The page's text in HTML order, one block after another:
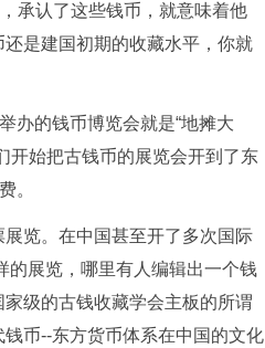
承认了这些钱币，就意味着他
是建国初期的收藏水平，你就
办的钱币博览会就是“地摊大
开始把古钱币的展览会开到了东
。
览。在中国甚至开了多次国际
的展览，哪里有人编辑出一个钱
级的古钱收藏学会主板的所谓
币--东方货币体系在中国的文化